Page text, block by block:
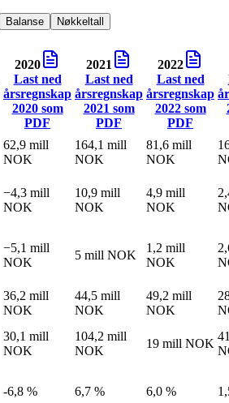
Balanse
Nøkkeltall
2020
Last ned
årsregnskap
2020som
PDF
2021
Last ned
årsregnskap
2021 som
PDF
2022
Last ned
årsregnskap
2022som
PDF
62,9 mill
NOK
164,1 mill
NOK
81,6 mill
NOK
−4,3 mill
NOK
10,9 mill
NOK
4,9 mill
NOK
−5,1 mill
NOK
5 mill NOK
1,2 mill
NOK
36,2 mill
NOK
44,5 mill
NOK
49,2 mill
NOK
30,1 mill
NOK
104,2 mill
NOK
19 mill NOK
-6,8 % 6,7 % 6,0 %